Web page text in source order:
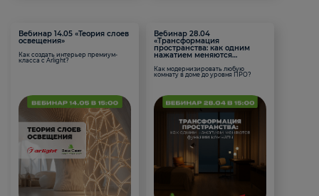
Вебинар 14.05 «Теория слоев
освещения»
Как создать интерьер премиум-
класса с Arlight?
Вебинар 28.04
«Трансформация
пространства: как одним
нажатием меняются
Как модернизировать любую
комнату в доме до уровня ПРО?